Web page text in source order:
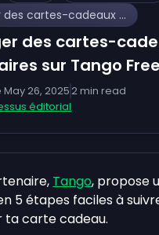
Échanger des cartes-cadeaux de nos partenaires sur Tango Freecash
des cartes-
sur Tango
May 26, 20252min read
éditorial
Tango, propose
5 étapes faciles à
ta carte cadeau.